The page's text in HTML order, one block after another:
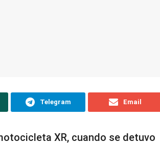
Telegram Email
XR, cuando se detuvo